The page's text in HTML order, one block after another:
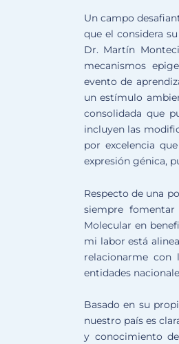
Un campo
que el considera
Dr. Martín
mecanismos
evento de
un estímulo
consolidada que
incluyen las
por excelencia
expresión génica,
Respecto de una
siempre
Molecular en
mi labor está
relacionarme con
entidades
Basado en su
nuestro país es
y conocimiento